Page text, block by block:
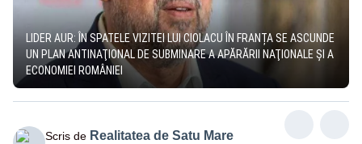
LIDER AUR: ÎN SPATELE VIZITEI LUI CIOLACU ÎN FRANȚA SE ASCUNDE
UN PLAN ANTINAŢIONAL DE SUBMINARE A APĂRĂRII NAŢIONALE ŞI A
ECONOMIEI ROMÂNIEI
Scris de Realitatea de Satu Mare